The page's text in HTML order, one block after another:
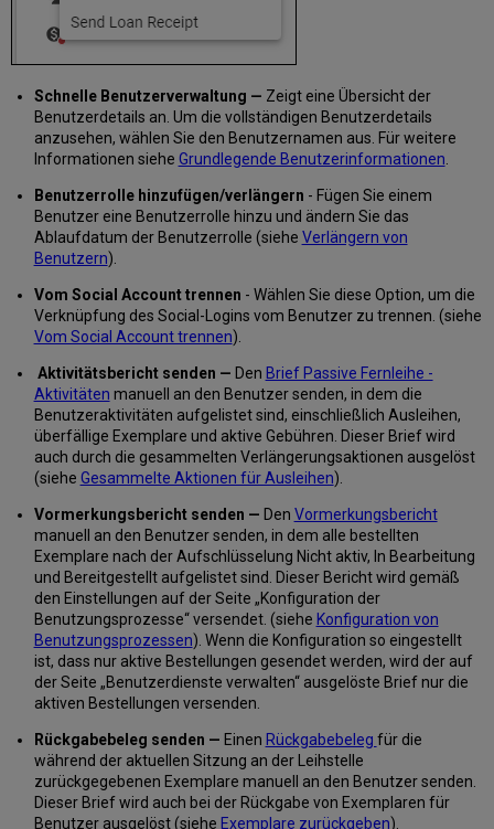
mit
von
Exemplaren
Aktualisierung
des
Fälligkeitsdatums
für
ausgeliehene
Exemplare
verwalten
Erstellen
eines
neuen
Exemplars
während
eines
Ausleihprozesses
Erstellen
Bearbeitungsaufträgen
für
Ausleihen
Verlängern
von
Ausleihen
Erneute
Ausleihe
von
Exemplaren
Arbeiten
mit
verlorenen
und
zurückgegebenen
Schnelle Benutzerverwaltung — Zeigt eine Übersicht der
Benutzerdetails an. Um die vollständigen Benutzerdetails
anzusehen, wählen Sie den Benutzernamen aus. Für weitere
Informationen siehe Grundlegende Benutzerinformationen
Benutzerrolle hinzufügen/verlängern - Fügen Sie einem
Benutzer eine Benutzerrolle hinzu und ändern Sie das
Ablaufdatum der Benutzerrolle (siehe Verlängern von
Benutzern).
Vom Social Account trennen - Wählen Sie diese Option, um die
Verknüpfung des Social-Logins vom Benutzer zu trennen. (siehe
Vom Social Account trennen).
Aktivitätsbericht senden — Den Brief Passive Fernleihe -
Aktivitäten manuell an den Benutzer senden, in dem die
Benutzeraktivitäten aufgelistet sind, einschließlich Ausleihen,
überfällige Exemplare und aktive Gebühren. Dieser Brief wird
auch durch die gesammelten Verlängerungsaktionen ausgelöst
(siehe Gesammelte Aktionen für Ausleihen).
Vormerkungsbericht senden — Den Vormerkungsbericht
manuell an den Benutzer senden, in dem alle bestellten
Exemplare nach der Aufschlüsselung Nicht aktiv, In Bearbeitung
und Bereitgestellt aufgelistet sind. Dieser Bericht wird gemäß
den Einstellungen auf der Seite „Konfiguration der
Benutzungsprozesse“ versendet. (siehe Konfiguration von
Benutzungsprozessen). Wenn die Konfiguration so eingestellt
ist, dass nur aktive Bestellungen gesendet werden, wird der auf
der Seite „Benutzerdienste verwalten“ ausgelöste Brief nur die
aktiven Bestellungen versenden.
Rückgabebeleg senden — Einen Rückgabebeleg für die
während der aktuellen Sitzung an der Leihstelle
zurückgegebenen Exemplare manuell an den Benutzer senden.
Dieser Brief wird auch bei der Rückgabe von Exemplaren für
Benutzer ausgelöst (siehe Exemplare zurückgeben).